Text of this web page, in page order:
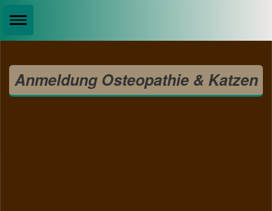
Anmeldung Osteopathie & Katzen